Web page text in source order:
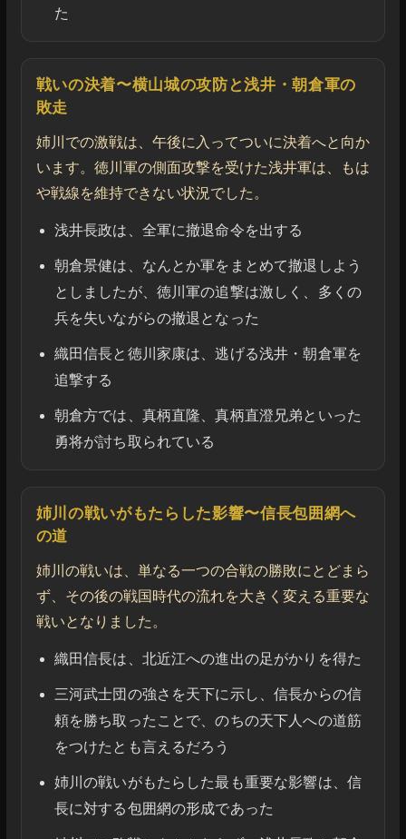
た
戦いの決着〜横山城の攻防と浅井・朝倉軍の
敗走
姉川での激戦は、午後に入ってついに決着へと向か
います。徳川軍の側面攻撃を受けた浅井軍は、もは
や戦線を維持できない状況でした。
浅井長政は、全軍に撤退命令を出する
朝倉景健は、なんとか軍をまとめて撤退しよう
としましたが、徳川軍の追撃は激しく、多くの
兵を失いながらの撤退となった
織田信長と徳川家康は、逃げる浅井・朝倉軍を
追撃する
朝倉方では、真柄直隆、真柄直澄兄弟といった
勇将が討ち取られている
姉川の戦いがもたらした影響〜信長包囲網へ
の道
姉川の戦いは、単なる一つの合戦の勝敗にとどまら
ず、その後の戦国時代の流れを大きく変える重要な
戦いとなりました。
織田信長は、北近江への進出の足がかりを得た
三河武士団の強さを天下に示し、信長からの信
頼を勝ち取ったことで、のちの天下人への道筋
をつけたとも言えるだろう
姉川の戦いがもたらした最も重要な影響は、信
長に対する包囲網の形成であった